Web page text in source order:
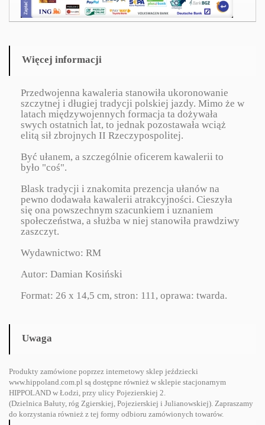
Więcej informacji
Przedwojenna kawaleria stanowiła ukoronowanie
szczytnej i długiej tradycji polskiej jazdy. Mimo że w
latach międzywojennych formacja ta dożywała
swych ostatnich lat, to jednak pozostawała wciąż
elitą sił zbrojnych II Rzeczypospolitej.
Być ułanem, a szczególnie oficerem kawalerii to
było "coś".
Blask tradycji i znakomita prezencja ułanów na
pewno dodawała kawalerii atrakcyjności. Cieszyła
się ona powszechnym szacunkiem i uznaniem
społeczeństwa, a służba w niej stanowiła prawdziwy
zaszczyt.
Wydawnictwo: RM
Autor: Damian Kosiński
Format: 26 x 14,5 cm, stron: 111, oprawa: twarda.
Uwaga
Produkty zamówione poprzez internetowy sklep jeździecki
www.hippoland.com.pl są dostępne również w sklepie stacjonarnym
HIPPOLAND w Łodzi, przy ulicy Pojezierskiej 2.
(Dzielnica Bałuty, róg Zgierskiej, Pojezierskiej i Julianowskiej). Zapraszamy
do korzystania również z tej formy odbioru zamówionych towarów.